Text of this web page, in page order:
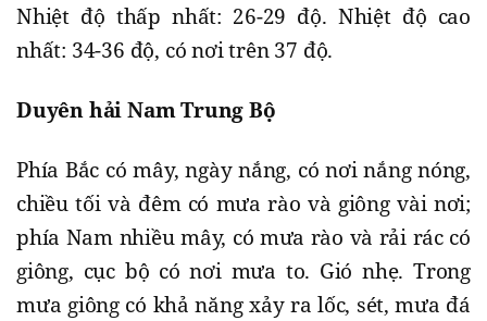
Nhiệt độ thấp nhất: 26-29 độ. Nhiệt độ cao
nhất: 34-36 độ, có nơi trên 37 độ.
Duyên hải Nam Trung Bộ
Phía Bắc có mây, ngày nắng, có nơi nắng nóng,
chiều tối và đêm có mưa rào và giông vài nơi;
phía Nam nhiều mây, có mưa rào và rải rác có
giông, cục bộ có nơi mưa to. Gió nhẹ. Trong
mưa giông có khả năng xảy ra lốc, sét, mưa đá